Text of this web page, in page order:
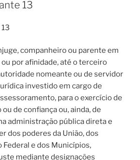
13
companheiro ou parente em
por afinidade, até o terceiro
nomeante ou de servidor
investido em cargo de
para o exercício de
de confiança ou, ainda, de
administração pública direta e
dos poderes da União, dos
Federal e dos Municípios,
mediante designações